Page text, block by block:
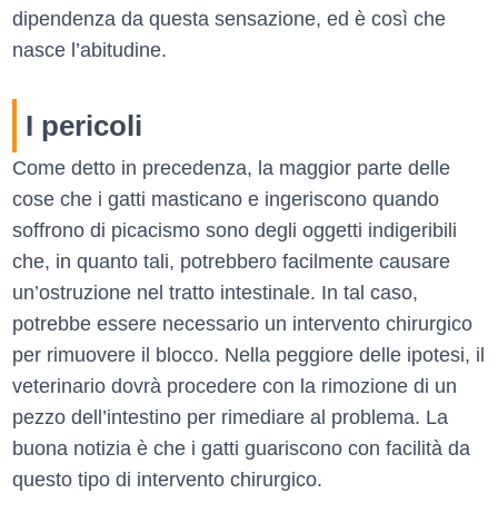
dipendenza da questa sensazione, ed è così che
nasce l’abitudine.
I pericoli
Come detto in precedenza, la maggior parte delle
cose che i gatti masticano e ingeriscono quando
soffrono di picacismo sono degli oggetti indigeribili
che, in quanto tali, potrebbero facilmente causare
un’ostruzione nel tratto intestinale. In tal caso,
potrebbe essere necessario un intervento chirurgico
per rimuovere il blocco. Nella peggiore delle ipotesi, il
veterinario dovrà procedere con la rimozione di un
pezzo dell’intestino per rimediare al problema. La
buona notizia è che i gatti guariscono con facilità da
questo tipo di intervento chirurgico.